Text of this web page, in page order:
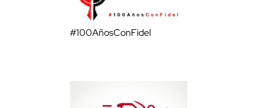
#100AñosConFidel